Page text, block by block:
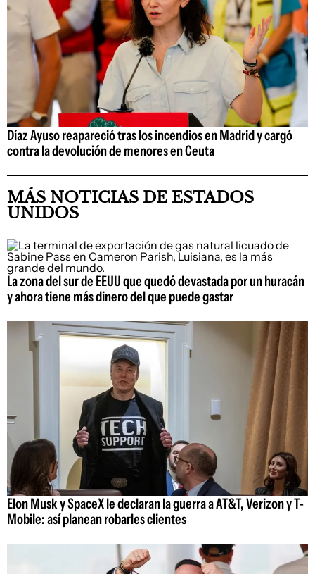
Díaz Ayuso reapareció tras los incendios en Madrid y cargó
contra la devolución de menores en Ceuta
MÁS NOTICIAS DE ESTADOS
UNIDOS
La zona del sur de EEUU que quedó devastada por un huracán
y ahora tiene más dinero del que puede gastar
Elon Musk y SpaceX le declaran la guerra a AT&T, Verizon y T-
Mobile: así planean robarles clientes